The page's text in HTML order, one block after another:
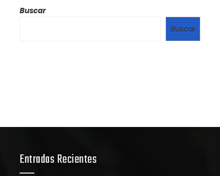
Buscar
Buscar
Entradas Recientes